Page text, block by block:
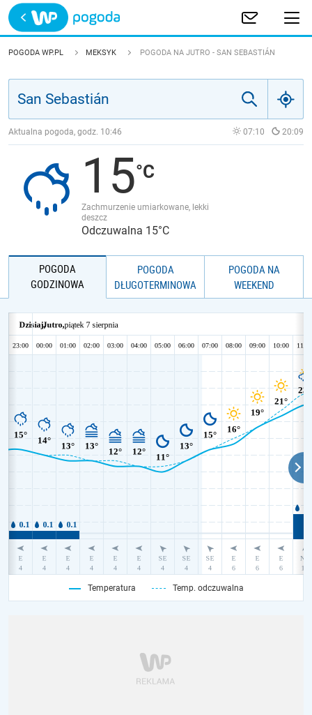
Trwa ładowanie
POLSKA
JAKOŚĆ POWIETRZA
POGODA WP.PL MEKSYK POGODA NA JUTRO - SAN SEBASTIÁN
Aktualna pogoda, godz. 10:46 07:10 20:09
15
Zachmurzenie umiarkowane, lekki
deszcz
Odczuwalna 15°C
POGODA
GODZINOWA
POGODA
DŁUGOTERMINOWA
POGODA NA
WEEKEND
Temperatura Temp. odczuwalna